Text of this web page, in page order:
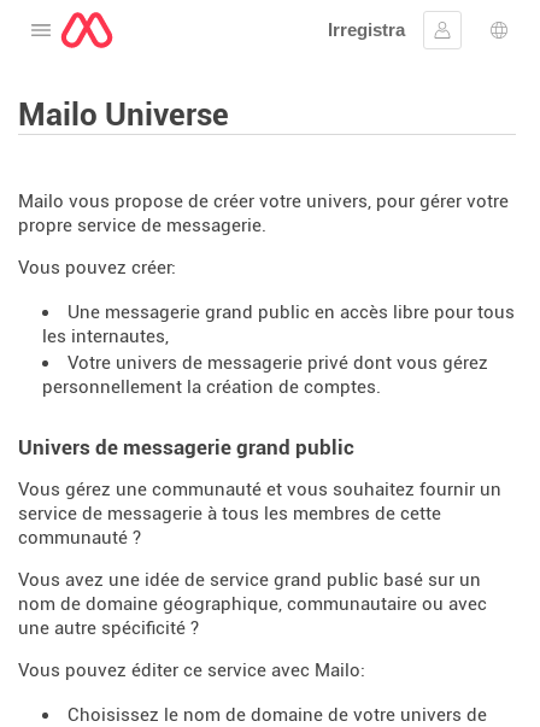
Tiftaħ il-menu
Irregistra
Sinjal
Mailo Universe
Mailo vous propose de créer votre univers, pour gérer votre
propre service de messagerie.
Vous pouvez créer:
Une messagerie grand public en accès libre pour tous
les internautes,
Votre univers de messagerie privé dont vous gérez
personnellement la création de comptes.
Univers de messagerie grand public
Vous gérez une communauté et vous souhaitez fournir un
service de messagerie à tous les membres de cette
communauté ?
Vous avez une idée de service grand public basé sur un
nom de domaine géographique, communautaire ou avec
une autre spécificité ?
Vous pouvez éditer ce service avec Mailo:
Choisissez le nom de domaine de votre univers de